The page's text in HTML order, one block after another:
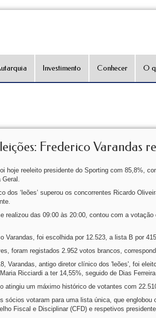
Investimento Conhecer O
Frederico Varandas
hoje reeleito presidente do Sporting com 85,8%,
Geral.
dos ‘leões’ superou os concorrentes Ricardo
realizou das 09:00 às 20:00, contou com a
Varandas, foi escolhida por 12.523, a lista B por
foram registados 2.952 votos brancos,
Varandas, antigo diretor clínico dos 'leões', foi
Ricciardi a ter 14,55%, seguido de Dias
atingiu um máximo histórico de votantes com
sócios votaram para uma lista única, que
Fiscal e Disciplinar (CFD) e respetivos